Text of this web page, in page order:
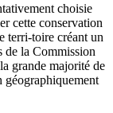
choisie
cette conservation
terri-toire créant un
de la Commission
grande majorité de
géographiquement